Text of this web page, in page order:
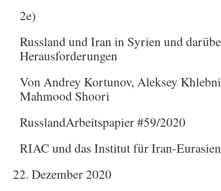
2e)
Russland und Iran in Syrien und
Herausforderungen
Von Andrey Kortunov, Aleksey
Mahmood Shoori
RusslandArbeitspapier #59/2020
RIAC und das Institut für Iran-
Dezember 2020